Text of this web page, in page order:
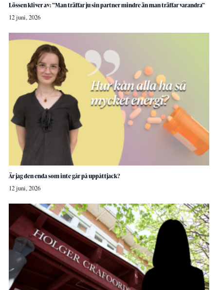
Lössen kliver av: ”Man träffar ju sin partner mindre än man träffar varandra”
12 juni, 2026
Är jag den enda som inte går på uppåttjack?
12 juni, 2026